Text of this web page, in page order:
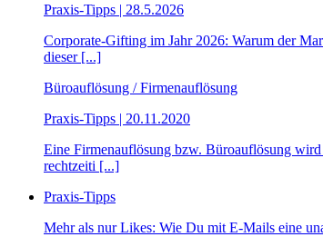
Praxis-Tipps | 28.5.2026
Corporate-Gifting im Jahr 2026: Warum der
dieser [...]
Büroauflösung / Firmenauflösung
Praxis-Tipps | 20.11.2020
Eine Firmenauflösung bzw. Büroauflösung
rechtzeiti [...]
Praxis-Tipps
Mehr als nur Likes: Wie Du mit E-Mails eine